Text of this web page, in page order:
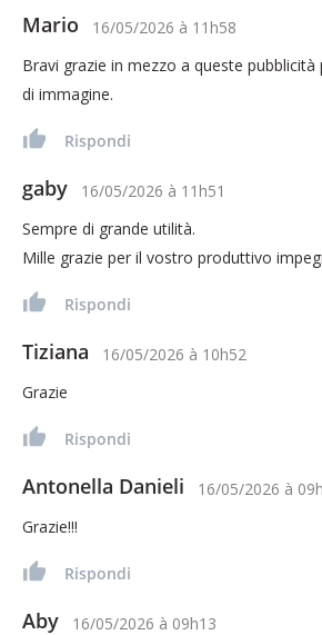
Mario 16/05/2026 à 11h58
Bravi grazie in mezzo a queste pubblicità
di immagine.
Rispondi
gaby 16/05/2026 à 11h51
Sempre di grande utilità.
Mille grazie per il vostro produttivo
Rispondi
Tiziana 16/05/2026 à 10h52
Grazie
Rispondi
Antonella Danieli 16/05/2026 à
Grazie!!!
Rispondi
Aby 16/05/2026 à 09h13